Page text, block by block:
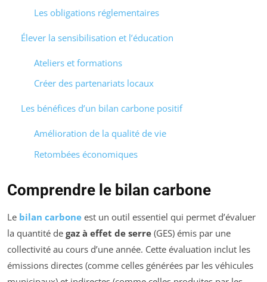
Les obligations réglementaires
Élever la sensibilisation et l’éducation
Ateliers et formations
Créer des partenariats locaux
Les bénéfices d’un bilan carbone positif
Amélioration de la qualité de vie
Retombées économiques
Comprendre le bilan carbone
Le bilan carbone est un outil essentiel qui permet d’évaluer
la quantité de gaz à effet de serre (GES) émis par une
collectivité au cours d’une année. Cette évaluation inclut les
émissions directes (comme celles générées par les véhicules